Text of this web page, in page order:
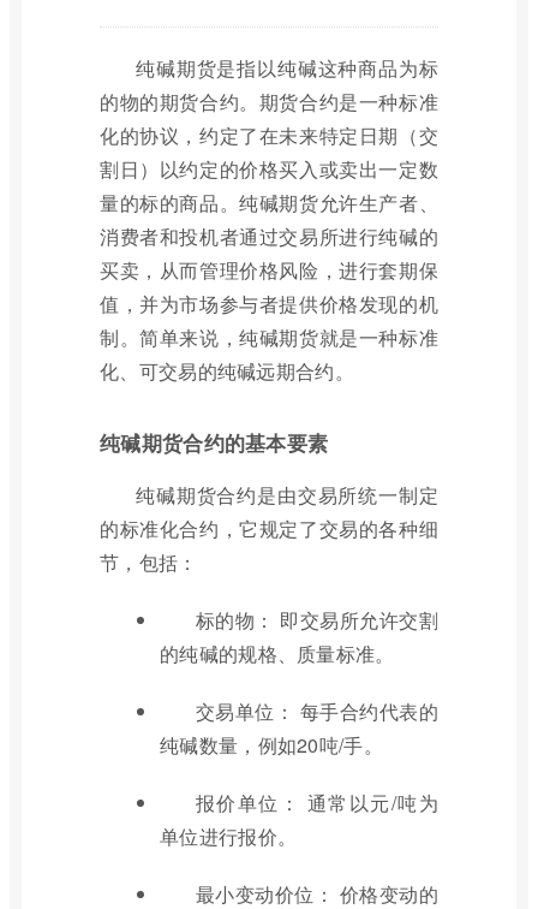
纯碱期货是指以纯碱这种商品为标
的物的期货合约。期货合约是一种标准
化的协议，约定了在未来特定日期（交
割日）以约定的价格买入或卖出一定数
量的标的商品。纯碱期货允许生产者、
消费者和投机者通过交易所进行纯碱的
买卖，从而管理价格风险，进行套期保
值，并为市场参与者提供价格发现的机
制。简单来说，纯碱期货就是一种标准
化、可交易的纯碱远期合约。
纯碱期货合约的基本要素
纯碱期货合约是由交易所统一制定
的标准化合约，它规定了交易的各种细
节，包括：
标的物： 即交易所允许交割
的纯碱的规格、质量标准。
交易单位： 每手合约代表的
纯碱数量，例如20吨/手。
报价单位： 通常以元/吨为
单位进行报价。
最小变动价位： 价格变动的